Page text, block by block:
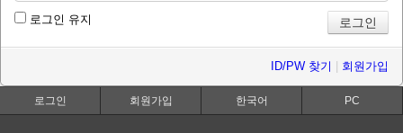
로그인 유지
ID/PW 찾기 회원가입
로그인 회원가입 한국어 PC